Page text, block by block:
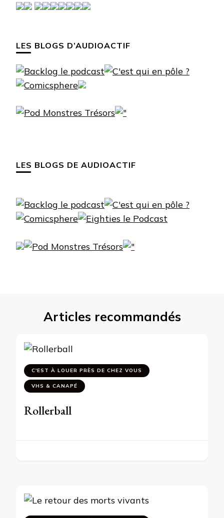
LES BLOGS D’AUDIOACTIF
LES BLOGS DE AUDIOACTIF
Articles recommandés
C'EST À LOUER PRÈS DE CHEZ VOUS
VHS & CANAPÉ
Rollerball